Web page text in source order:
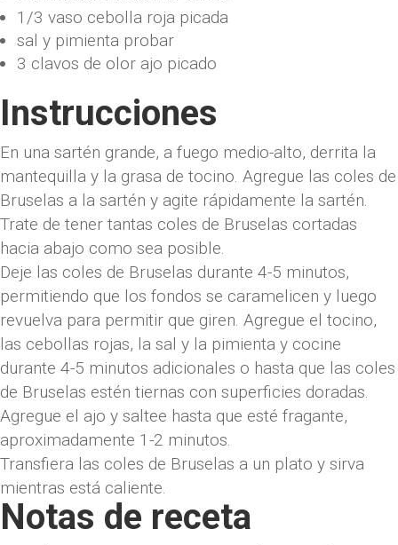
1/3 vaso cebolla roja picada
sal y pimienta probar
3 clavos de olor ajo picado
Instrucciones
En una sartén grande, a fuego medio-alto, derrita la
mantequilla y la grasa de tocino. Agregue las coles de
Bruselas a la sartén y agite rápidamente la sartén.
Trate de tener tantas coles de Bruselas cortadas
hacia abajo como sea posible.
Deje las coles de Bruselas durante 4-5 minutos,
permitiendo que los fondos se caramelicen y luego
revuelva para permitir que giren. Agregue el tocino,
las cebollas rojas, la sal y la pimienta y cocine
durante 4-5 minutos adicionales o hasta que las coles
de Bruselas estén tiernas con superficies doradas.
Agregue el ajo y saltee hasta que esté fragante,
aproximadamente 1-2 minutos.
Transfiera las coles de Bruselas a un plato y sirva
mientras está caliente.
Notas de receta